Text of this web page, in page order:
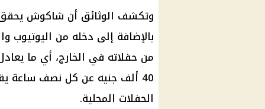
وتكشف الوثائق أن شاكوش يحقق
الحفلات المحلية.